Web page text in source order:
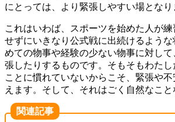
にとっては、より緊張しやすい場となり
これはいわば、スポーツを始めた人が
せずにいきなり公式戦に出続けるよう
めての物事や経験の少ない物事に対して
張したりするものです。そもそもわたし
ことに慣れていないからこそ、緊張や不
えます。そして、 それはごく自然なこと
関連記事